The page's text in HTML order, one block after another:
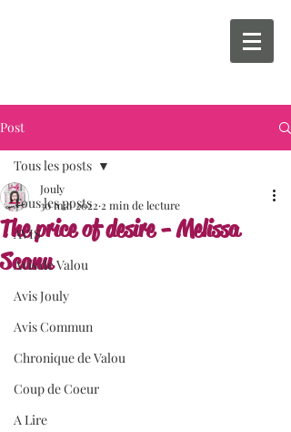
Post
Tous les posts
AVIS
Avis de Valou
Avis Jouly
Avis Commun
Chronique de Valou
Coup de Coeur
A Lire
Tous les posts
The price of desire - Melissa
Scanu
Jouly
30 mai 2022 2 min de lecture